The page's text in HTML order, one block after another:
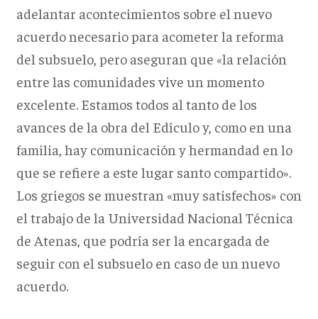
adelantar acontecimientos sobre el nuevo
acuerdo necesario para acometer la reforma
del subsuelo, pero aseguran que «la relación
entre las comunidades vive un momento
excelente. Estamos todos al tanto de los
avances de la obra del Edículo y, como en una
familia, hay comunicación y hermandad en lo
que se refiere a este lugar santo compartido».
Los griegos se muestran «muy satisfechos» con
el trabajo de la Universidad Nacional Técnica
de Atenas, que podría ser la encargada de
seguir con el subsuelo en caso de un nuevo
acuerdo.